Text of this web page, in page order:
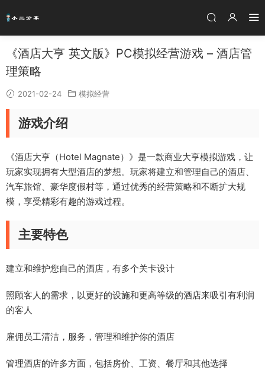
《酒店大亨 英文版》PC模拟经营游戏 – 酒店管
理策略
2021-02-24 模拟经营
游戏介绍
《酒店大亨（Hotel Magnate）》是一款商业大亨模拟游戏，让
玩家实现拥有大型酒店的梦想。玩家将建立和管理自己的酒店、
汽车旅馆、豪华度假村等，通过优秀的经营策略和不断扩大规
模，享受精彩有趣的游戏过程。
主要特色
建立和维护您自己的酒店，有多个关卡设计
照顾客人的需求，以更好的设施和更高等级的酒店来吸引有利润
的客人
雇佣员工清洁，服务，管理和维护你的酒店
管理酒店的许多方面，包括房价、工资、餐厅和其他选择